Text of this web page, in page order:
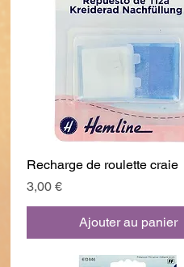
Recharge de roulette craie
Prix
3,00 €
Ajouter au panier